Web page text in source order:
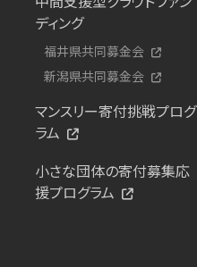
ディング
福井県共同募金会
新潟県共同募金会
マンスリー寄付挑戦プログ
ラム
小さな団体の寄付募集応
援プログラム